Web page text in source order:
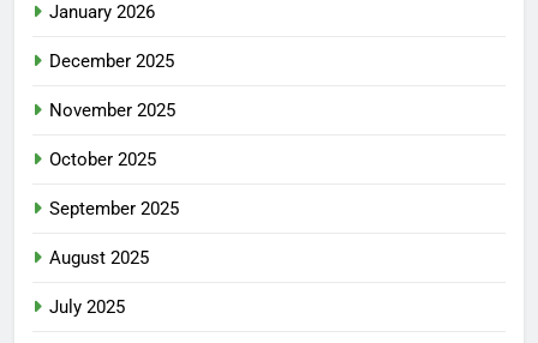
January 2026
December 2025
November 2025
October 2025
September 2025
August 2025
July 2025